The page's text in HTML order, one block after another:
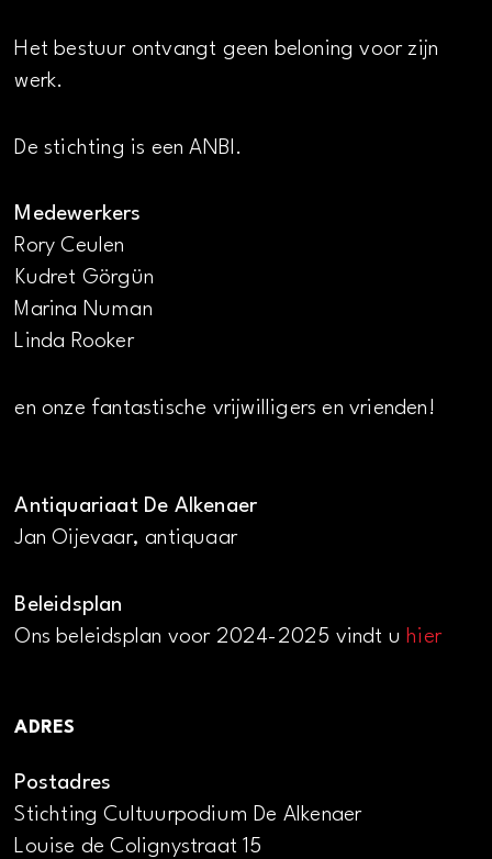
Het bestuur ontvangt geen beloning voor zijn
werk.
De stichting is een ANBI.
Medewerkers
Rory Ceulen
Kudret Görgün
Marina Numan
Linda Rooker
en onze fantastische vrijwilligers en vrienden!
Antiquariaat De Alkenaer
Jan Oijevaar, antiquaar
Beleidsplan
Ons beleidsplan voor 2024-2025 vindt u hier
ADRES
Postadres
Stichting Cultuurpodium De Alkenaer
Louise de Colignystraat 15